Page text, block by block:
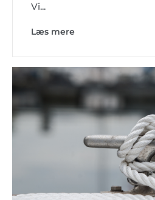
Vi...
Læs mere